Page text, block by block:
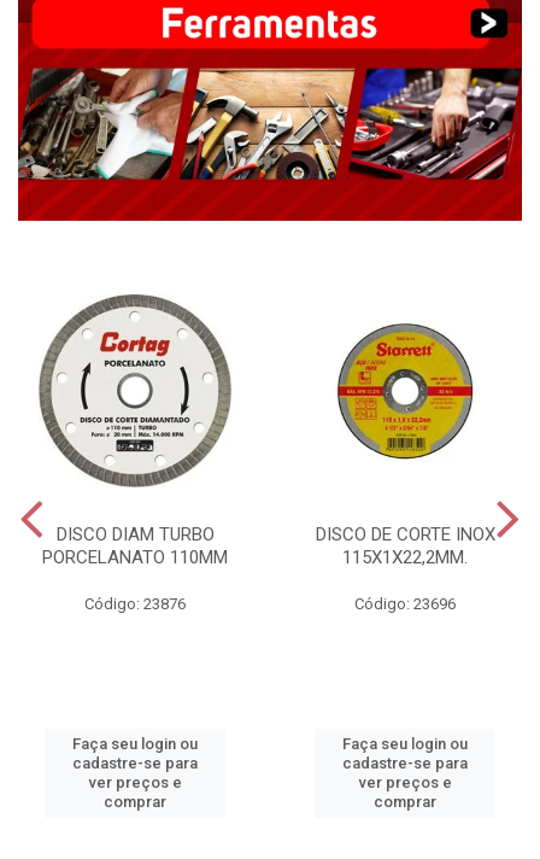
DISCO DIAM TURBO
PORCELANATO 110MM
Código: 23876
Faça seu login ou
cadastre-se para
ver preços e
comprar
DISCO DE CORTE INOX
115X1X22,2MM.
Código: 23696
Faça seu login ou
cadastre-se para
ver preços e
comprar